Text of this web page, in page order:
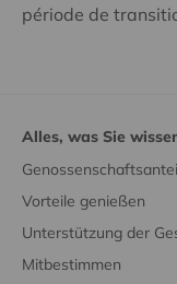
période de
Alles, was Sie
Vorteile genießen
Unterstützung der
Mitbestimmen